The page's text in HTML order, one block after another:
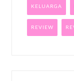
KELUARGA
REVIEW